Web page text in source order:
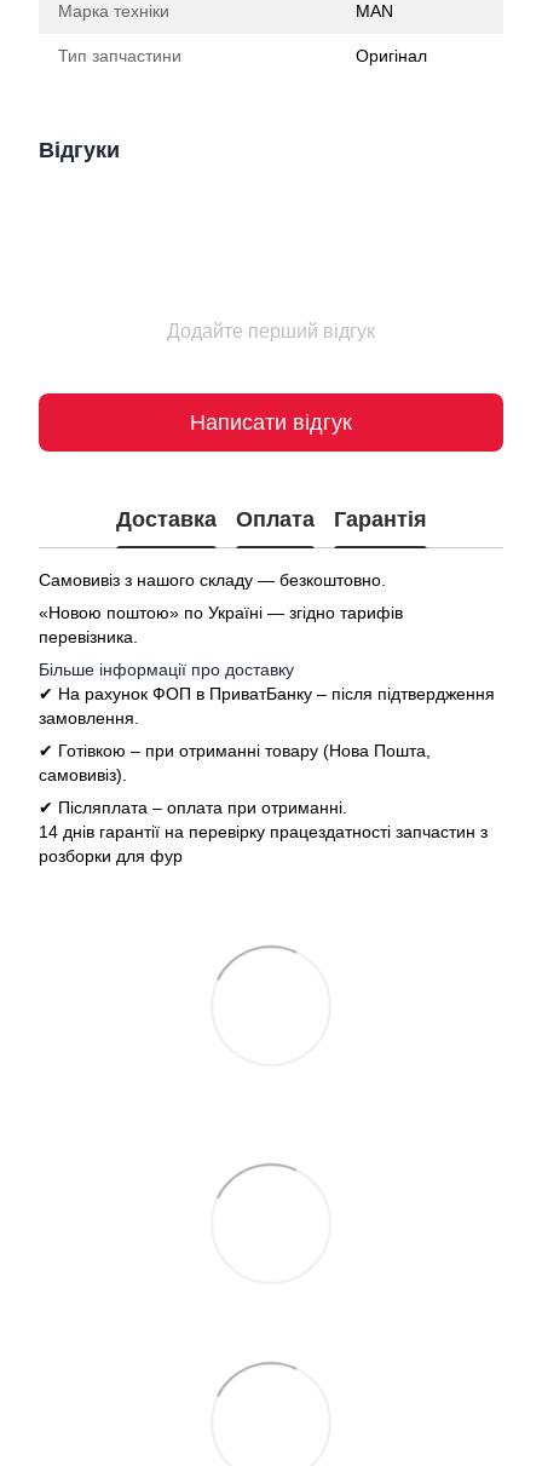
Марка техніки MAN
Тип запчастини Оригінал
Відгуки
Додайте перший відгук
Написати відгук
Доставка Оплата Гарантія
Самовивіз з нашого складу — безкоштовно.
«Новою поштою» по Україні — згідно тарифів
перевізника.
Більше інформації про доставку
✔ На рахунок ФОП в ПриватБанку – після підтвердження
замовлення.
✔ Готівкою – при отриманні товару (Нова Пошта,
самовивіз).
✔ Післяплата – оплата при отриманні.
14 днів гарантії на перевірку працездатності запчастин з
розборки для фур